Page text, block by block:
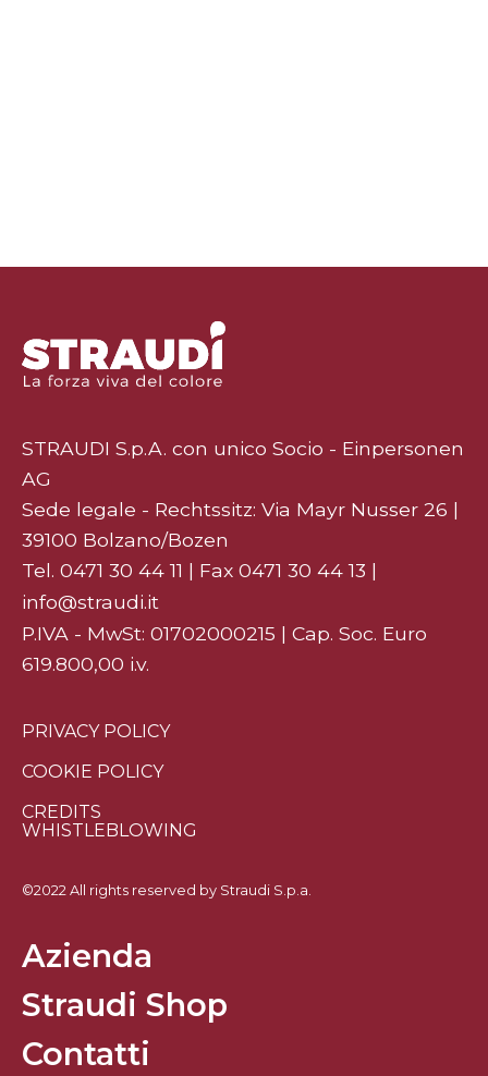
STRAUDI S.p.A. con unico Socio - Einpersonen
AG
Sede legale - Rechtssitz: Via Mayr Nusser 26 |
39100 Bolzano/Bozen
Tel. 0471 30 44 11 | Fax 0471 30 44 13 |
info@straudi.it
P.IVA - MwSt: 01702000215 | Cap. Soc. Euro
619.800,00 i.v.
PRIVACY POLICY
COOKIE POLICY
CREDITS
WHISTLEBLOWING
©2022 All rights reserved by Straudi S.p.a.
Azienda
Straudi Shop
Contatti